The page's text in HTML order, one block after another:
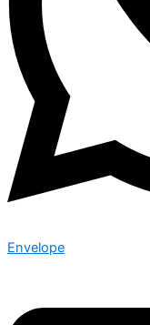
Envelope